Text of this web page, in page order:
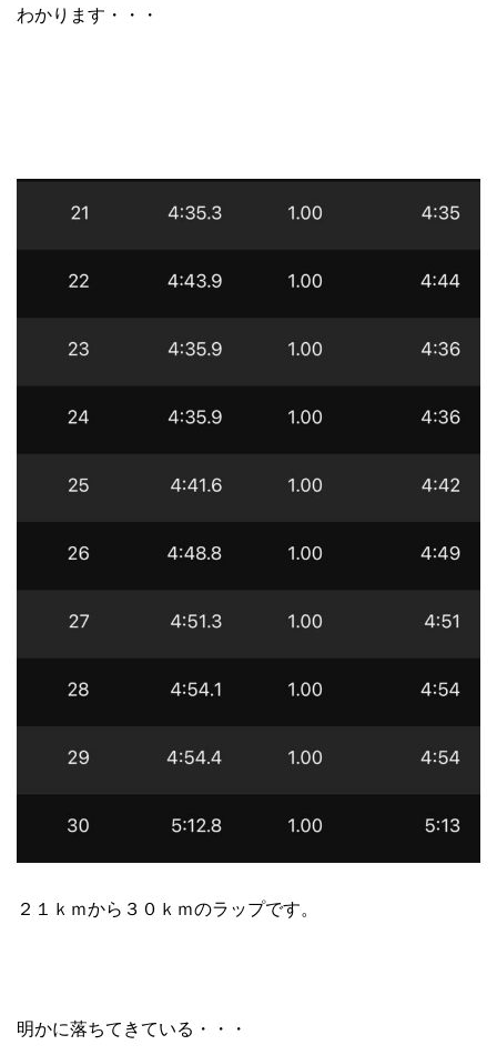
わかります・・・
２１ｋｍから３０ｋｍのラップです。
明かに落ちてきている・・・